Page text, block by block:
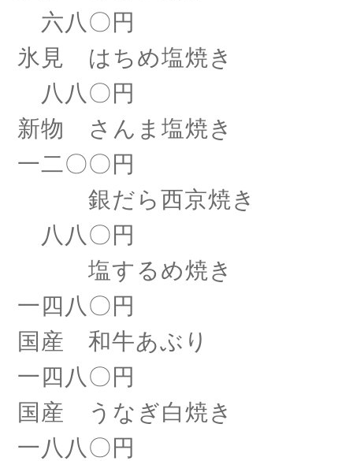
六八〇円
氷見 はちめ塩焼き
八八〇円
新物 さんま塩焼き
一二〇〇円
銀だら西京焼き
八八〇円
塩するめ焼き
一四八〇円
国産 和牛あぶり
一四八〇円
国産 うなぎ白焼き
一八八〇円